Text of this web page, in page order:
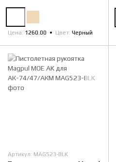
Цена 1260.00 Цвет Черный
Артикул: MAG523-BLK